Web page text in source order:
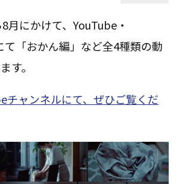
月にかけて、YouTube・
「おかん編」など全4種類の動
す。
チャンネルにて、ぜひご覧くだ